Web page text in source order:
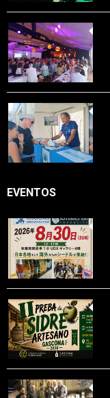
EVENTOS